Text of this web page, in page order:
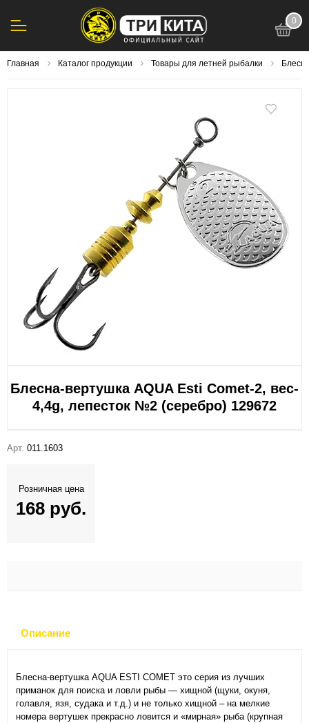
0
Главная Каталог продукции Товары для летней рыбалки
Блесна-вертушка AQUA Esti Comet-2, вес-
4,4g, лепесток №2 (серебро) 129672
Арт. 011.1603
Розничная цена
168 руб.
Описание
Блесна-вертушка AQUA ESTI COMET это серия из лучших
приманок для поиска и ловли рыбы — хищной (щуки, окуня,
голавля, язя, судака и т.д.) и не только хищной – на мелкие
номера вертушек прекрасно ловится и «мирная» рыба (крупная